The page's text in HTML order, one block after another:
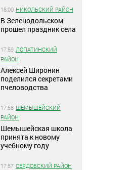
18:00 НИКОЛЬСКИЙ РАЙОН
В Зеленодольском
прошел праздник села
17:59 ЛОПАТИНСКИЙ
РАЙОН
Алексей Широнин
поделился секретами
пчеловодства
17:58 ШЕМЫШЕЙСКИЙ
РАЙОН
Шемышейская школа
принята к новому
учебному году
17:57 СЕРДОБСКИЙ РАЙОН